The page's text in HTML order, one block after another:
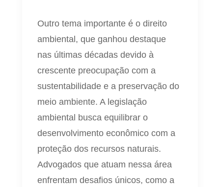
Outro tema importante é o direito
ambiental, que ganhou destaque
nas últimas décadas devido à
crescente preocupação com a
sustentabilidade e a preservação do
meio ambiente. A legislação
ambiental busca equilibrar o
desenvolvimento econômico com a
proteção dos recursos naturais.
Advogados que atuam nessa área
enfrentam desafios únicos, como a